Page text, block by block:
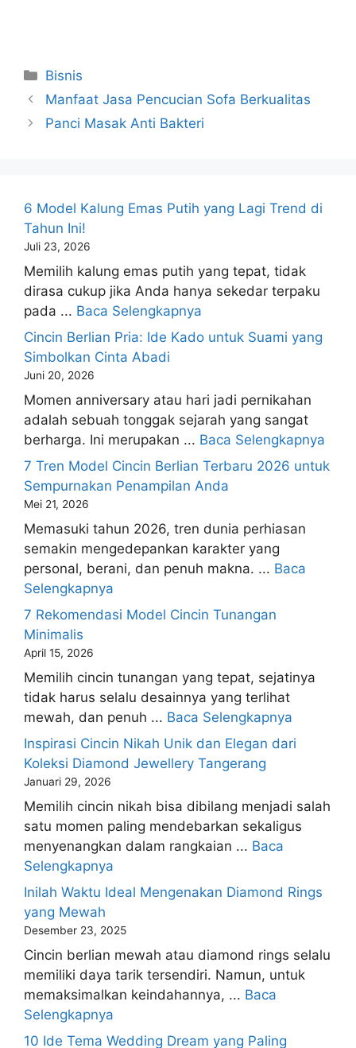
Kategori
Bisnis
Manfaat Jasa Pencucian Sofa Berkualitas
Panci Masak Anti Bakteri
6 Model Kalung Emas Putih yang Lagi Trend di
Tahun Ini!
Juli 23, 2026
Memilih kalung emas putih yang tepat, tidak
dirasa cukup jika Anda hanya sekedar terpaku
pada ... Baca Selengkapnya
Cincin Berlian Pria: Ide Kado untuk Suami yang
Simbolkan Cinta Abadi
Juni 20, 2026
Momen anniversary atau hari jadi pernikahan
adalah sebuah tonggak sejarah yang sangat
berharga. Ini merupakan ... Baca Selengkapnya
7 Tren Model Cincin Berlian Terbaru 2026 untuk
Sempurnakan Penampilan Anda
Mei 21, 2026
Memasuki tahun 2026, tren dunia perhiasan
semakin mengedepankan karakter yang
personal, berani, dan penuh makna. ... Baca
Selengkapnya
7 Rekomendasi Model Cincin Tunangan
Minimalis
April 15, 2026
Memilih cincin tunangan yang tepat, sejatinya
tidak harus selalu desainnya yang terlihat
mewah, dan penuh ... Baca Selengkapnya
Inspirasi Cincin Nikah Unik dan Elegan dari
Koleksi Diamond Jewellery Tangerang
Januari 29, 2026
Memilih cincin nikah bisa dibilang menjadi salah
satu momen paling mendebarkan sekaligus
menyenangkan dalam rangkaian ... Baca
Selengkapnya
Inilah Waktu Ideal Mengenakan Diamond Rings
yang Mewah
Desember 23, 2025
Cincin berlian mewah atau diamond rings selalu
memiliki daya tarik tersendiri. Namun, untuk
memaksimalkan keindahannya, ... Baca
Selengkapnya
10 Ide Tema Wedding Dream yang Paling